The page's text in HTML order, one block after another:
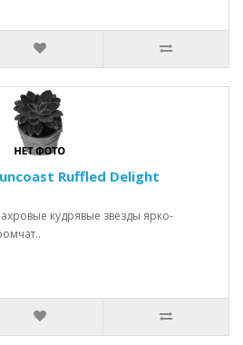
Ruffled Delight
кудрявые звезды ярко-